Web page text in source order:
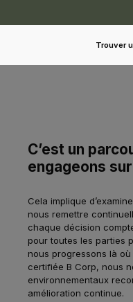
Trouver
C’est un
engageons
Cela implique
nous remettre
chaque décision
pour toutes les parties
nous progressons là
certifiée B Corp, nous
environnementaux
amélioration continue.